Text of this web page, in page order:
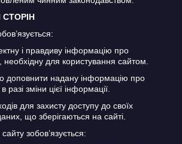
і правдиву інформацію про
необхідну для користування сайтом.
доповнити надану інформацію про
разі зміни цієї інформації.
для захисту доступу до своїх
що зберігаються на сайті.
зобов’язується: